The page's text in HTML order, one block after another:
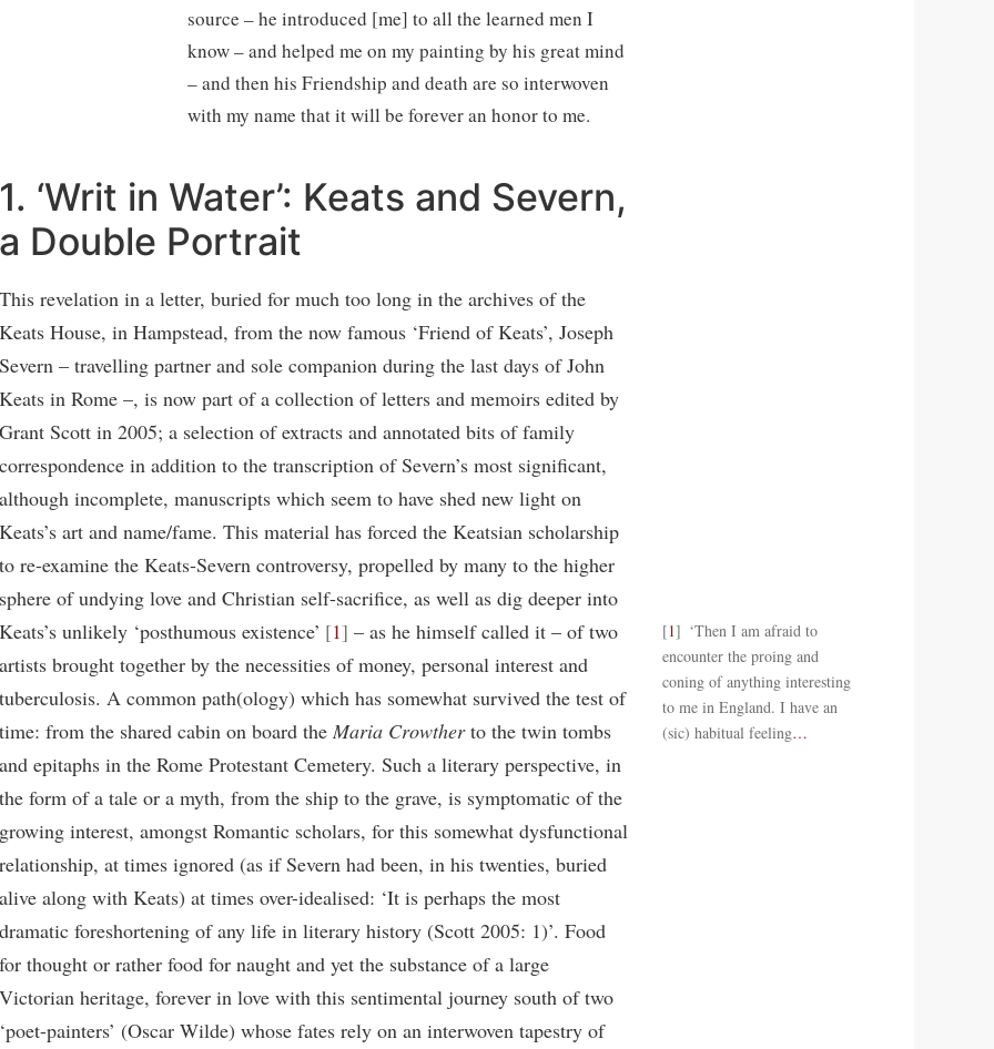
source – he introduced [me] to all the learned men I
know – and helped me on my painting by his great mind
– and then his Friendship and death are so interwoven
with my name that it will be forever an honor to me.
1. ‘Writ in Water’: Keats and Severn,
a Double Portrait
This revelation in a letter, buried for much too long in the archives of the
Keats House, in Hampstead, from the now famous ‘Friend of Keats’, Joseph
Severn – travelling partner and sole companion during the last days of John
Keats in Rome –, is now part of a collection of letters and memoirs edited by
Grant Scott in 2005; a selection of extracts and annotated bits of family
correspondence in addition to the transcription of Severn’s most significant,
although incomplete, manuscripts which seem to have shed new light on
Keats’s art and name/fame. This material has forced the Keatsian scholarship
to re-examine the Keats-Severn controversy, propelled by many to the higher
sphere of undying love and Christian self-sacrifice, as well as dig deeper into
Keats’s unlikely ‘posthumous existence’ 1 – as he himself called it – of two
artists brought together by the necessities of money, personal interest and
tuberculosis. A common path(ology) which has somewhat survived the test of
time: from the shared cabin on board the Maria Crowtherto the twin tombs
and epitaphs in the Rome Protestant Cemetery. Such a literary perspective, in
the form of a tale or a myth, from the ship to the grave, is symptomatic of the
growing interest, amongst Romantic scholars, for this somewhat dysfunctional
relationship, at times ignored (as if Severn had been, in his twenties, buried
alive along with Keats) at times over-idealised: ‘It is perhaps the most
dramatic foreshortening of any life in literary history (Scott 2005: 1)’. Food
for thought or rather food for naught and yet the substance of a large
Victorian heritage, forever in love with this sentimental journey south of two
‘poet-painters’ (Oscar Wilde) whose fates rely on an interwoven tapestry of
1
‘Then I am afraid to
encounter the proing and
coning of anything interesting
to me in England. I have an
(sic) habitual feeling…